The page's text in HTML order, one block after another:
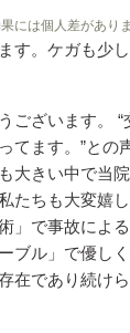
には個人差がありま
す。ケガも少
ございます。
てます。”と
大きい中で当
たちも大変嬉
」で事故によ
ブル」で優し
在であり続け